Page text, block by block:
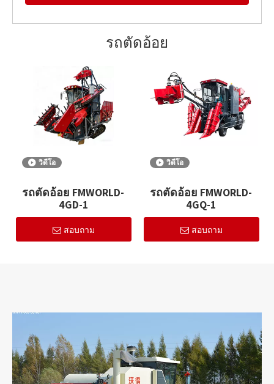
รถตัดอ้อย
วิดีโอ
รถตัดอ้อย FMWORLD-
4GD-1
สอบถาม
วิดีโอ
รถตัดอ้อย FMWORLD-
4GQ-1
สอบถาม